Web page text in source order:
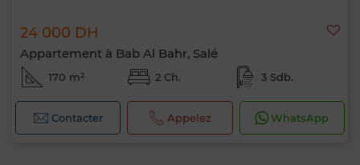
24 000 DH
Appartement à Bab Al Bahr, Salé
170 m² 2 Ch. 3 Sdb.
Contacter Appelez WhatsApp